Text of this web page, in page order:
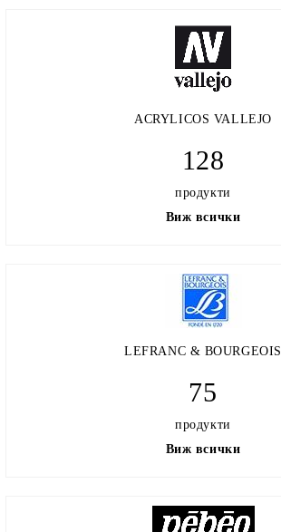
ACRYLICOS VALLEJO
128
продукти
Виж всички
LEFRANC & BOURGEOIS
75
продукти
Виж всички